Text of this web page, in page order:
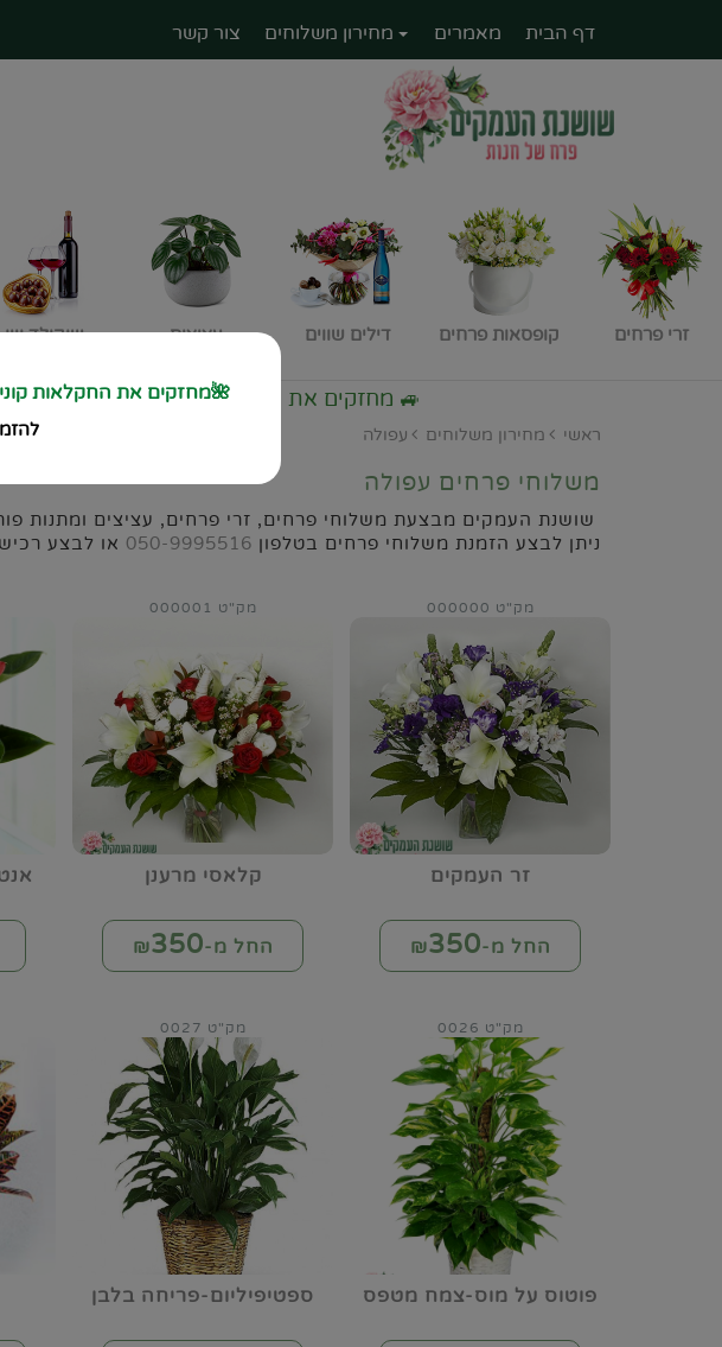
דף הבית מאמרים מחירון משלוחים צור קשר
זרי פרחים קופסאות פרחים דילים שווים עציצים שוקולד ויין
🚙 מחזקים את החקלאות קונים כחול לבן משלוחי פרחים לעפולה
ראשי מחירון משלוחים עפולה
משלוחי פרחים עפולה
שושנת העמקים מבצעת משלוחי פרחים, זרי פרחים, עציצים ומתנות
ניתן לבצע הזמנת משלוחי פרחים בטלפון 050-9995516 או לבצע
זר העמקים
מק"ט 000000
החל מ-₪350
קלאסי מרענן
מק"ט 000001
החל מ-₪350
פוטוס על מוס-צמח מטפס
מק"ט 0026
ספטיפיליום-פריחה בלבן
מק"ט 0027
🌺מחזקים את החקלאות
להזמנות